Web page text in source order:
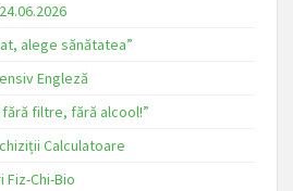
alege sănătatea”
Engleză
fără filtre, fără alcool!”
Calculatoare
Fiz-Chi-Bio